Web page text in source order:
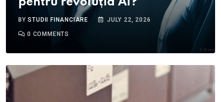
BYSTUDII FINANCIARE JULY 22, 2026
0 COMMENTS